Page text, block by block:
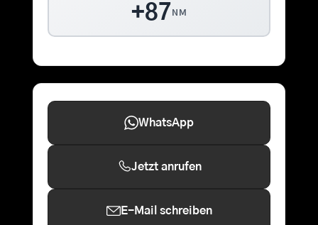
+87 NM
WhatsApp
Jetzt anrufen
E-Mail schreiben